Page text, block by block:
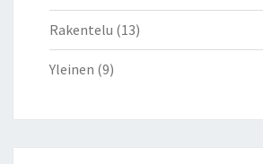
Rakentelu (13)
Yleinen (9)